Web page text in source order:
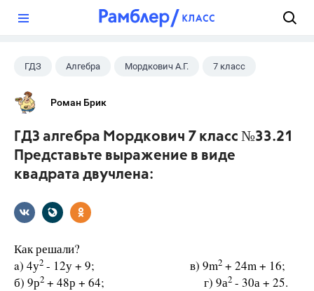
ГДЗ Алгебра Мордкович А.Г. 7 класс
Роман Брик
ГДЗ алгебра Мордкович 7 класс №33.21
Представьте выражение в виде
квадрата двучлена:
Как решали?
a) 4у2 - 12у + 9; в) 9m2 + 24m + 16;
б) 9р2 + 48р + 64; г) 9а2 - 30а + 25.